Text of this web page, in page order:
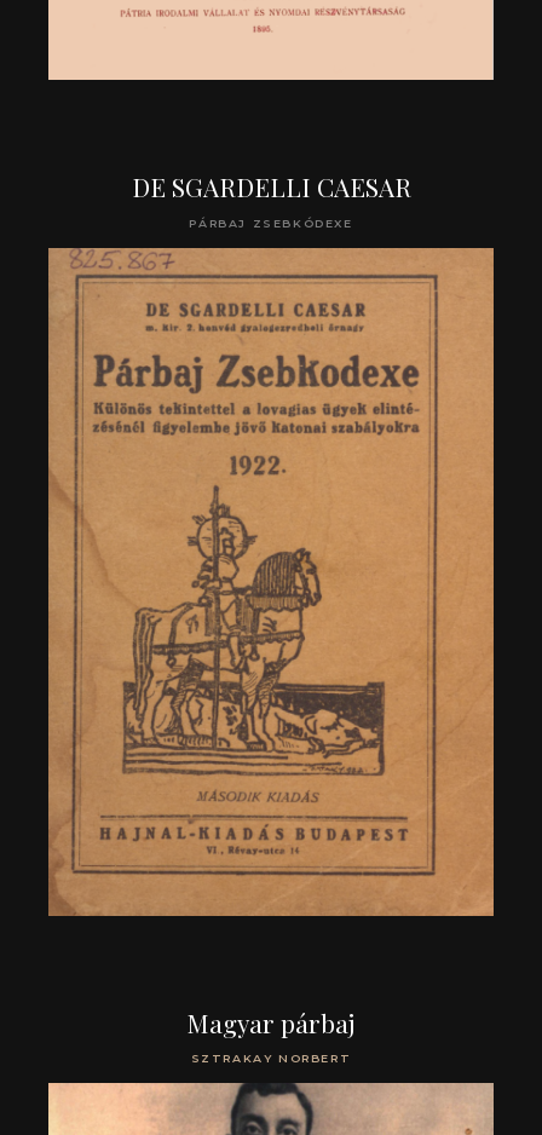
DE SGARDELLI CAESAR
PÁRBAJ ZSEBKÓDEXE
Magyar párbaj
SZTRAKAY NORBERT